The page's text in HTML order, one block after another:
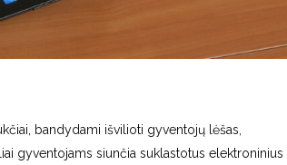
bandydami išvilioti gyventojų lėšas,
gyventojams siunčia suklastotus elektroninius